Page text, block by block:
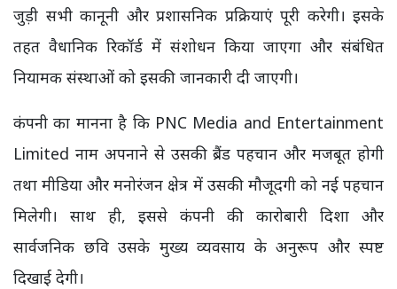
जुड़ी सभी कानूनी और प्रशासनिक प्रक्रियाएं पूरी करेगी। इसके
तहत वैधानिक रिकॉर्ड में संशोधन किया जाएगा और संबंधित
नियामक संस्थाओं को इसकी जानकारी दी जाएगी।
कंपनी का मानना है कि PNC Media and Entertainment
Limited नाम अपनाने से उसकी ब्रैंड पहचान और मजबूत होगी
तथा मीडिया और मनोरंजन क्षेत्र में उसकी मौजूदगी को नई पहचान
मिलेगी। साथ ही, इससे कंपनी की कारोबारी दिशा और
सार्वजनिक छवि उसके मुख्य व्यवसाय के अनुरूप और स्पष्ट
दिखाई देगी।